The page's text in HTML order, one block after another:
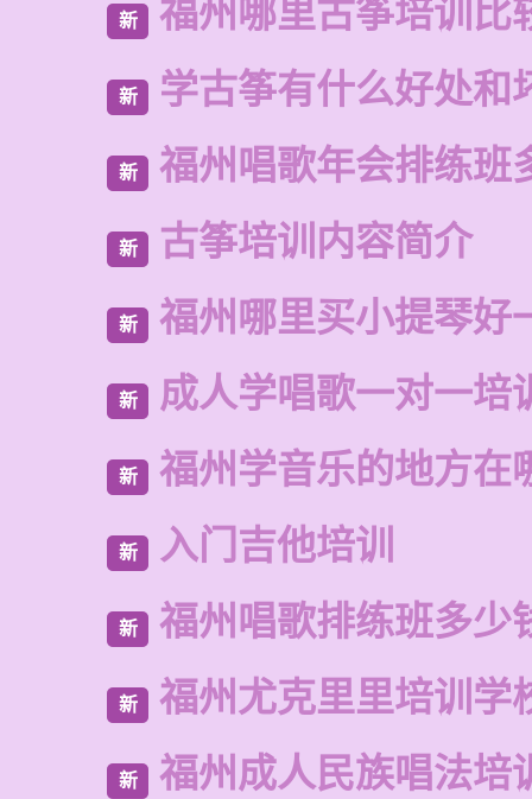
新 福州哪里古筝培训比
新 学古筝有什么好处和
新 福州唱歌年会排练班
新 古筝培训内容简介
新 福州哪里买小提琴好
新 成人学唱歌一对一培
新 福州学音乐的地方在
新 入门吉他培训
新 福州唱歌排练班多少
新 福州尤克里里培训学
新 福州成人民族唱法培